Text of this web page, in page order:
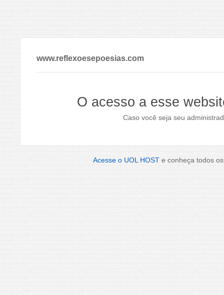
www.reflexoesepoesias.com
O acesso a esse
Caso você seja seu
Acesse o UOL HOST e conheça todos